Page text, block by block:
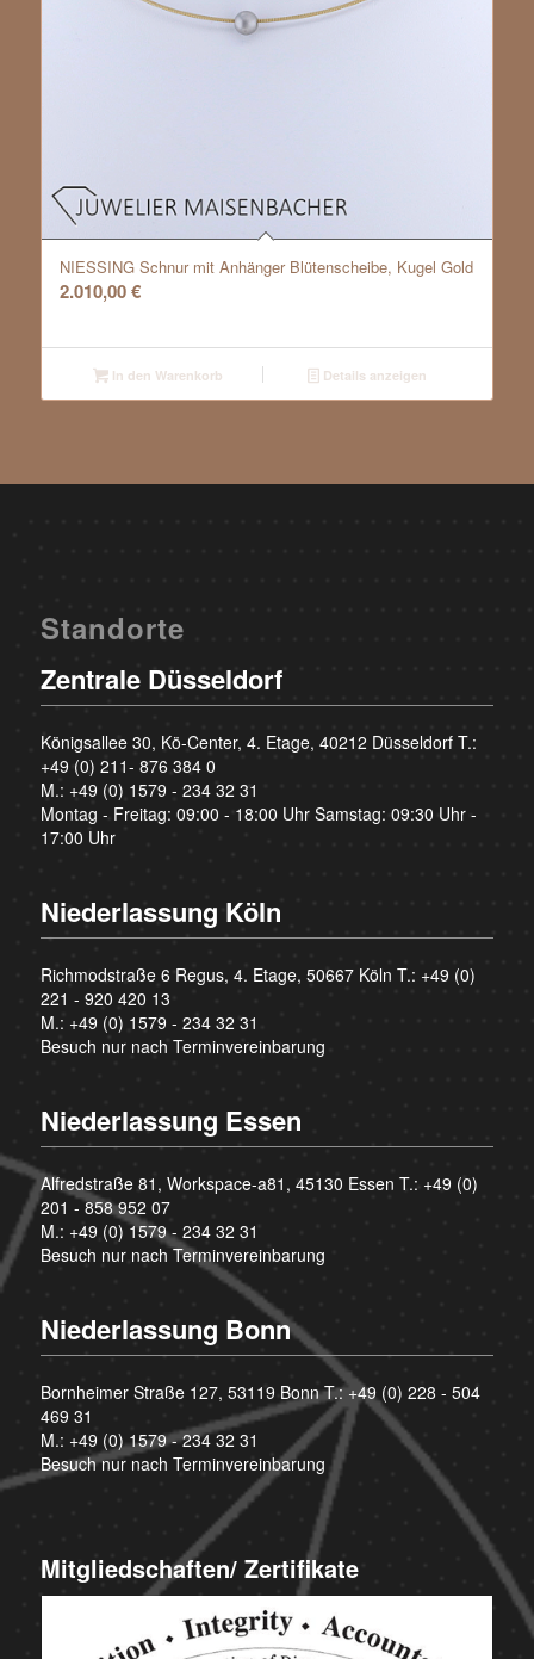
NIESSING Schnur mit Anhänger Blütenscheibe, Kugel Gold
2.010,00€
In den Warenkorb Details anzeigen
Standorte
Zentrale Düsseldorf
Königsallee 30, Kö-Center, 4. Etage, 40212 Düsseldorf T.:
+49 (0) 211- 876 384 0
M.: +49 (0) 1579 - 234 32 31
Montag - Freitag: 09:00 - 18:00 Uhr Samstag: 09:30 Uhr -
17:00 Uhr
Niederlassung Köln
Richmodstraße 6 Regus, 4. Etage, 50667 Köln T.: +49 (0)
221 - 920 420 13
M.: +49 (0) 1579 - 234 32 31
Besuch nur nach Terminvereinbarung
Niederlassung Essen
Alfredstraße 81, Workspace-a81, 45130 Essen T.: +49 (0)
201 - 858 952 07
M.: +49 (0) 1579 - 234 32 31
Besuch nur nach Terminvereinbarung
Niederlassung Bonn
Bornheimer Straße 127, 53119 Bonn T.:+49 (0) 228 - 504
469 31
M.: +49 (0) 1579 - 234 32 31
Besuch nur nach Terminvereinbarung
Mitgliedschaften/ Zertifikate